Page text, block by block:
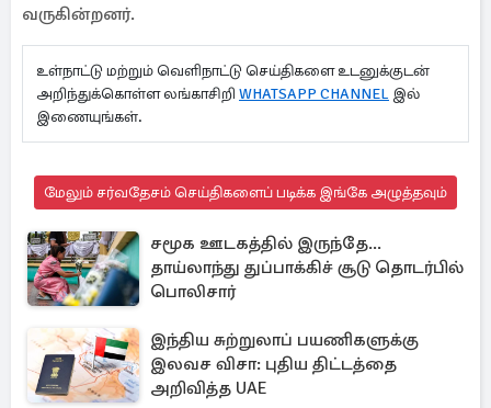
வருகின்றனர்.
உள்நாட்டு மற்றும் வெளிநாட்டு செய்திகளை உடனுக்குடன்
அறிந்துக்கொள்ள லங்காசிறி WHATSAPP CHANNEL இல்
இணையுங்கள்.
மேலும் சர்வதேசம் செய்திகளைப் படிக்க இங்கே அழுத்தவும்
சமூக ஊடகத்தில் இருந்தே...
தாய்லாந்து துப்பாக்கிச் சூடு தொடர்பில்
பொலிசார்
இந்திய சுற்றுலாப் பயணிகளுக்கு
இலவச விசா: புதிய திட்டத்தை
அறிவித்த UAE